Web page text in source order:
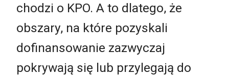
chodzi o KPO. A to dlatego, że
obszary, na które pozyskali
dofinansowanie zazwyczaj
pokrywają się lub przylegają do